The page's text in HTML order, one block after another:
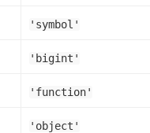
'symbol'
'bigint'
'function'
'object'